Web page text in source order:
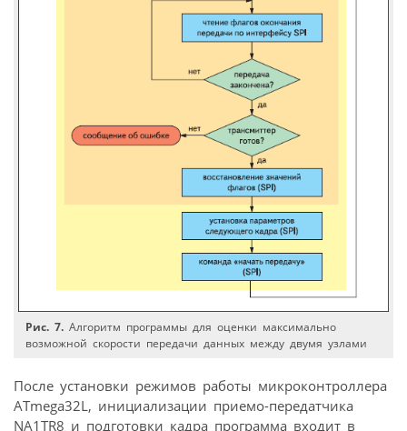
Рис. 7. Алгоритм программы для оценки максимально
возможной скорости передачи данных между двумя узлами
После установки режимов работы микроконтроллера
ATmega32L, инициализации приемо-передатчика
NA1TR8 и подготовки кадра программа входит в